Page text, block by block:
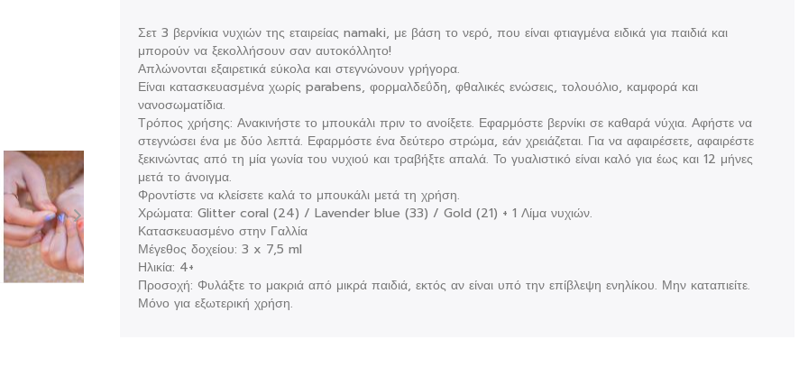
Σετ 3 βερνίκια νυχιών της εταιρείας namaki, με βάση το νερό, που είναι φτιαγμένα ειδικά για παιδιά και
μπορούν να ξεκολλήσουν σαν αυτοκόλλητο!
Απλώνονται εξαιρετικά εύκολα και στεγνώνουν γρήγορα.
Είναι κατασκευασμένα χωρίς parabens, φορμαλδεΰδη, φθαλικές ενώσεις, τολουόλιο, καμφορά και
νανοσωματίδια.
Τρόπος χρήσης: Ανακινήστε το μπουκάλι πριν το ανοίξετε. Εφαρμόστε βερνίκι σε καθαρά νύχια. Αφήστε να
στεγνώσει ένα με δύο λεπτά. Εφαρμόστε ένα δεύτερο στρώμα, εάν χρειάζεται. Για να αφαιρέσετε, αφαιρέστε
ξεκινώντας από τη μία γωνία του νυχιού και τραβήξτε απαλά. Το γυαλιστικό είναι καλό για έως και 12 μήνες
μετά το άνοιγμα.
Φροντίστε να κλείσετε καλά το μπουκάλι μετά τη χρήση.
Χρώματα: Glitter coral (24) / Lavender blue (33) / Gold (21) + 1 Λίμα νυχιών.
Κατασκευασμένο στην Γαλλία
Μέγεθος δοχείου: 3 x 7,5 ml
Ηλικία: 4+
Προσοχή: Φυλάξτε το μακριά από μικρά παιδιά, εκτός αν είναι υπό την επίβλεψη ενηλίκου. Μην καταπιείτε.
Μόνο για εξωτερική χρήση.